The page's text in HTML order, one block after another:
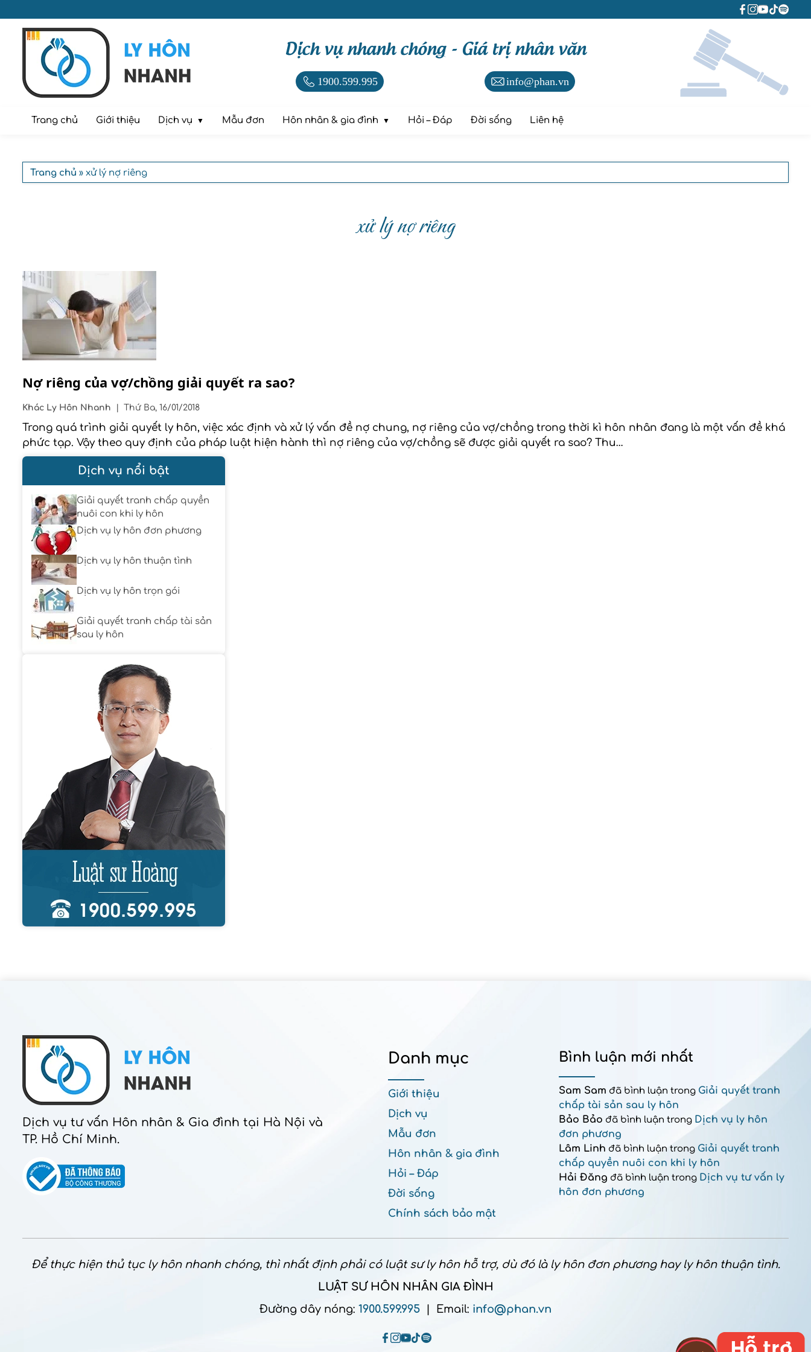
Dịch vụ nhanh chóng - Giá trị nhân văn
1900.599.995 info@phan.vn
Trang chủ Giới thiệu Dịch vụ Mẫu đơn Hôn nhân & gia đình Hỏi – Đáp Đời sống Liên hệ
Trang chủ » xử lý nợ riêng
xử lý nợ riêng
Nợ riêng của vợ/chồng giải quyết ra sao?
Khác Ly Hôn Nhanh Thứ Ba, 16/01/2018
Trong quá trình giải quyết ly hôn, việc xác định và xử lý vấn đề nợ chung, nợ riêng của vợ/chồng trong thời kì hôn nhân đang là một vấn đề khá
phức tạp. Vậy theo quy định của pháp luật hiện hành thì nợ riêng của vợ/chồng sẽ được giải quyết ra sao? Thu…
Dịch vụ nổi bật
Giải quyết tranh chấp quyền
nuôi con khi ly hôn
Dịch vụ ly hôn đơn phương
Dịch vụ ly hôn thuận tình
Dịch vụ ly hôn trọn gói
Giải quyết tranh chấp tài sản
sau ly hôn
Dịch vụ tư vấn Hôn nhân & Gia đình tại Hà Nội và
TP. Hồ Chí Minh.
Danh mục
Giới thiệu
Dịch vụ
Mẫu đơn
Hôn nhân & gia đình
Hỏi – Đáp
Đời sống
Chính sách bảo mật
Bình luận mới nhất
Sam Sam đã bình luận trong Giải quyết tranh
chấp tài sản sau ly hôn
Bảo Bảo đã bình luận trong Dịch vụ ly hôn
đơn phương
Lâm Linh đã bình luận trong Giải quyết tranh
chấp quyền nuôi con khi ly hôn
Hải Đăng đã bình luận trong Dịch vụ tư vấn ly
hôn đơn phương
Để thực hiện thủ tục ly hôn nhanh chóng, thì nhất định phải có luật sư ly hôn hỗ trợ, dù đó là ly hôn đơn phương hay ly hôn thuận tình.
LUẬT SƯ HÔN NHÂN GIA ĐÌNH
Đường dây nóng: 1900.599.995 | Email: info@phan.vn